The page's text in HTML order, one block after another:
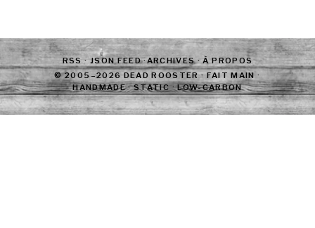
RSS·JSON FEED·ARCHIVES·À PROPOS
© 2005–2026 DEAD ROOSTER · FAIT MAIN ·
HANDMADE · STATIC · LOW-CARBON